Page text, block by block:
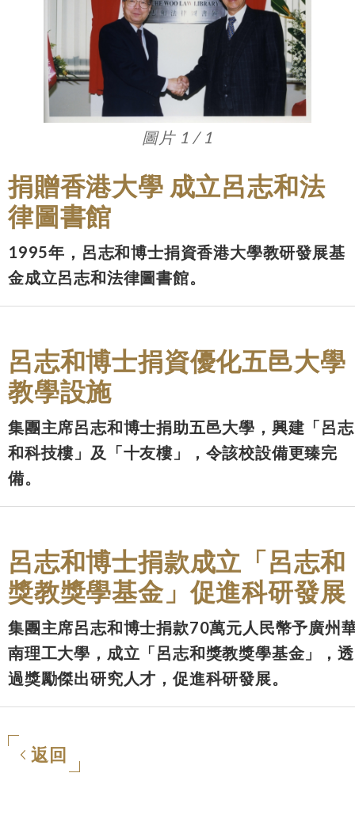
圖片 1 / 1
捐贈香港大學 成立呂志和法
律圖書館
1995年，呂志和博士捐資香港大學教研發展基
金成立呂志和法律圖書館。
呂志和博士捐資優化五邑大學
教學設施
集團主席呂志和博士捐助五邑大學，興建「呂志
和科技樓」及「十友樓」，令該校設備更臻完
備。
呂志和博士捐款成立「呂志和
獎教獎學基金」促進科研發展
集團主席呂志和博士捐款70萬元人民幣予廣州
南理工大學，成立「呂志和獎教獎學基金」，透
過獎勵傑出研究人才，促進科研發展。
返回